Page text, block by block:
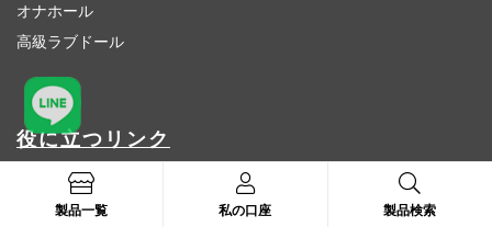
オナホール
高級ラブドール
役に立つリンク
激安ラブドール
ロリドール
製品一覧 私の口座 製品検索